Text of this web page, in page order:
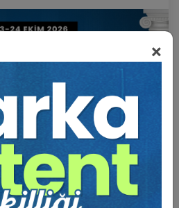
×
Ekli Dosya